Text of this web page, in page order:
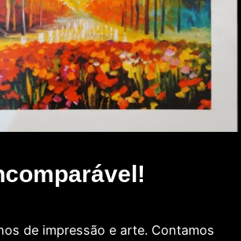
de impressão e arte. Contamos